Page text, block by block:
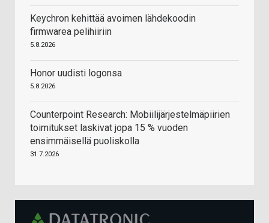
Keychron kehittää avoimen lähdekoodin
firmwarea pelihiiriin
5.8.2026
Honor uudisti logonsa
5.8.2026
Counterpoint Research: Mobiilijärjestelmäpiirien
toimitukset laskivat jopa 15 % vuoden
ensimmäisellä puoliskolla
31.7.2026